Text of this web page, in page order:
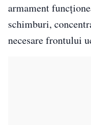
armament
schimburi,
necesare frontului